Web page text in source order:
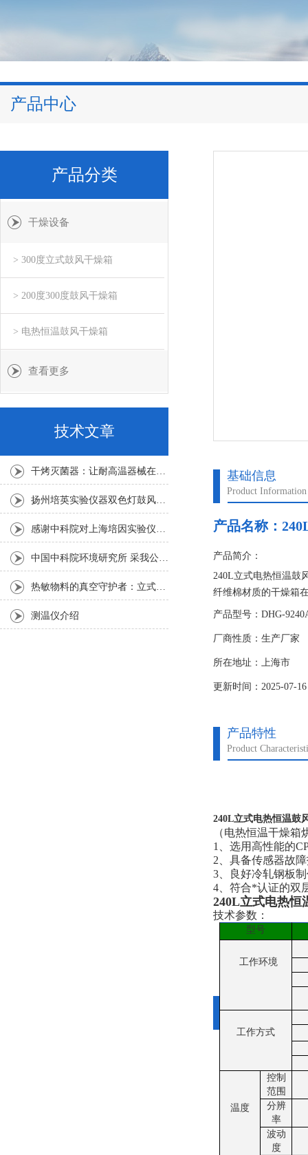
产品中心
基础信息
Product Information
产品名称：
产品简介：
240L立式电热恒温鼓
纤维棉材质的干燥箱
低了干燥箱的使用寿
产品型号：DHG-
厂商性质：生产厂家
所在地址：上海市
更新时间：2025-07-16
产品特性
Product
240L立式电热恒温鼓
（电热恒温干燥箱
1、选用高性能的
2、具备传感器故
3、良好冷轧钢板
4、符合*认证的双
240L立式电热恒
技术参数：
型号
工作环境
工作方式
温度
控制
范围
分辨
率
波动
度
产品分类
干燥设备
> 300度立式鼓风干燥箱
> 200度300度鼓风干燥箱
> 电热恒温鼓风干燥箱
查看更多
技术文章
干烤灭菌器：让耐高温器械在无水高温中重获无菌新生
扬州培英实验仪器双色灯鼓风干燥箱
感谢中科院对上海培因实验仪器的认可
中国中科院环境研究所 采我公司仪器300L人工气候箱 实验效果获高度评价
热敏物料的真空守护者：立式真空干燥箱选购指南
测温仪介绍